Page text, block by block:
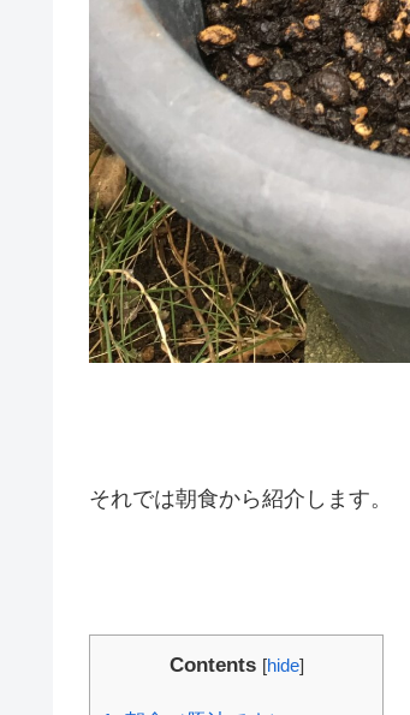
それでは朝食から紹介します。
Contents [hide]